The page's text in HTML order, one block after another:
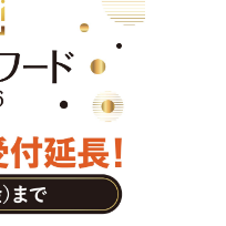
性化
査・レポート